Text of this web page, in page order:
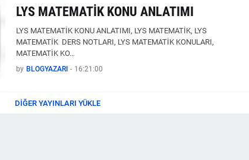
LYS MATEMATİK KONU ANLATIMI
LYS MATEMATİK KONU ANLATIMI, LYS MATEMATİK, LYS
MATEMATİK DERS NOTLARI, LYS MATEMATİK KONULARI,
MATEMATİK KO…
by BLOGYAZARI - 16:21:00
DIĞER YAYINLARI YÜKLE